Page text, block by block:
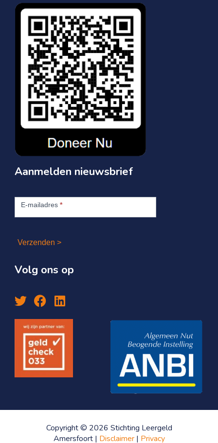
Aanmelden nieuwsbrief
nieuwsbrief
E-mailadres *
Verzenden >
Volg ons op
Copyright © 2026 Stichting Leergeld
Amersfoort | Disclaimer| Privacy